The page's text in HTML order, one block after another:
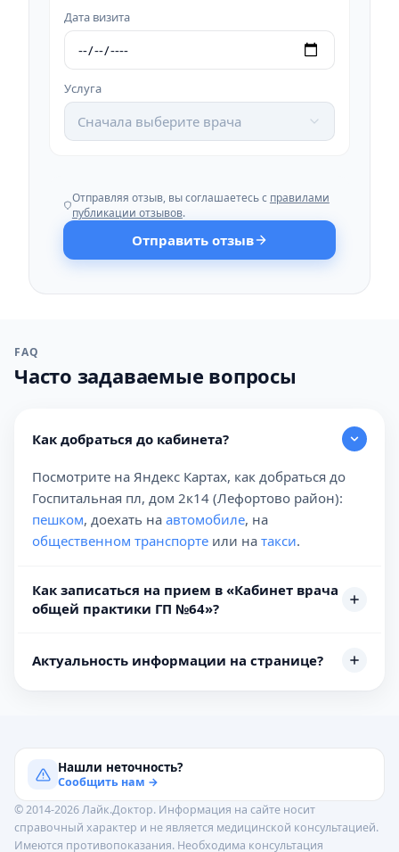
Дата визита
Услуга
Сначала выберите врача
Отправляя отзыв, вы соглашаетесь с правилами
публикации отзывов.
Отправить отзыв
FAQ
Часто задаваемые вопросы
Как добраться до кабинета?
Посмотрите на Яндекс Картах, как добраться до
Госпитальная пл, дом 2к14 (Лефортово район):
пешком, доехать на автомобиле, на
общественном транспорте или на такси.
Как записаться на прием в «Кабинет врача
общей практики ГП №64»?
Актуальность информации на странице?
Нашли неточность?
Сообщить нам →
© 2014-2026 Лайк.Доктор. Информация на сайте носит
справочный характер и не является медицинской консультацией.
Имеются противопоказания. Необходима консультация